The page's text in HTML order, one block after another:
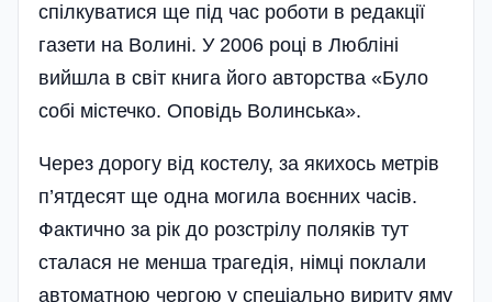
спілкуватися ще під час роботи в редакції
газети на Волині. У 2006 році в Любліні
вийшла в світ книга його авторства «Було
собі містечко. Опо­відь Волинська».
Через дорогу від костелу, за якихось метрів
п’ятдесят ще одна могила воєнних часів.
Фактично за рік до розстрілу поляків тут
сталася не менша трагедія, німці поклали
автоматною чергою у спеці­ально вириту яму